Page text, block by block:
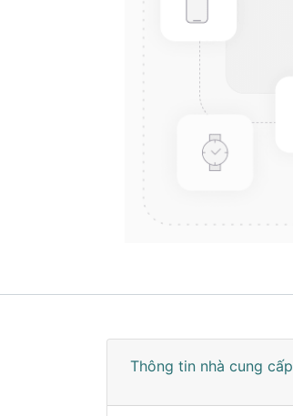
Thông tin nhà cung cấp